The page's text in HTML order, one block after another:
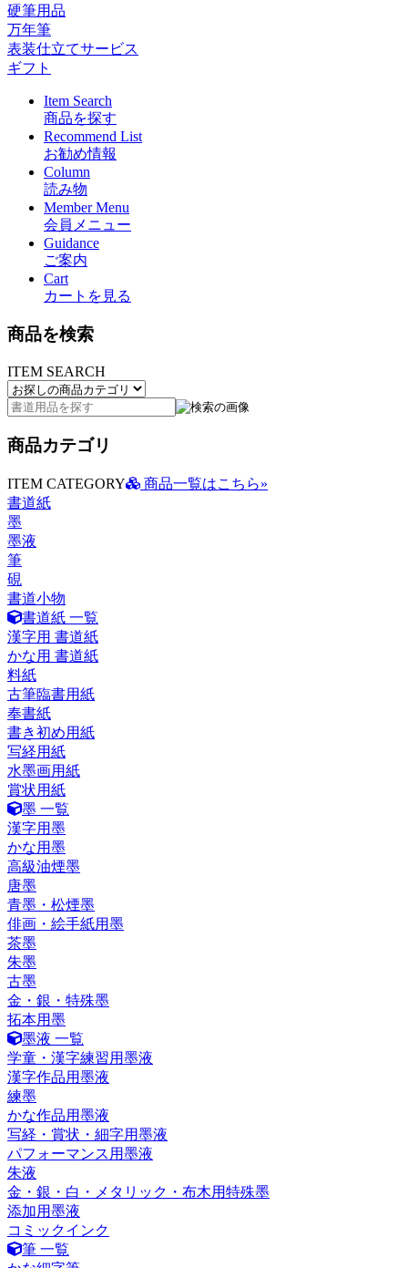
硬筆用品
万年筆
表装仕立てサービス
ギフト
Item Search
商品を探す
Recommend List
お勧め情報
Column
読み物
Member Menu
会員メニュー
Guidance
ご案内
Cart
カートを見る
商品を検索
ITEM SEARCH
商品カテゴリ
ITEM CATEGORY
商品一覧はこちら»
書道紙
墨
墨液
筆
硯
書道小物
書道紙 一覧
漢字用 書道紙
かな用 書道紙
料紙
古筆臨書用紙
奉書紙
書き初め用紙
写経用紙
水墨画用紙
賞状用紙
墨 一覧
漢字用墨
かな用墨
高級油煙墨
唐墨
青墨・松煙墨
俳画・絵手紙用墨
茶墨
朱墨
古墨
金・銀・特殊墨
拓本用墨
墨液 一覧
学童・漢字練習用墨液
漢字作品用墨液
練墨
かな作品用墨液
写経・賞状・細字用墨液
パフォーマンス用墨液
朱液
金・銀・白・メタリック・布木用特殊墨
添加用墨液
コミックインク
筆 一覧